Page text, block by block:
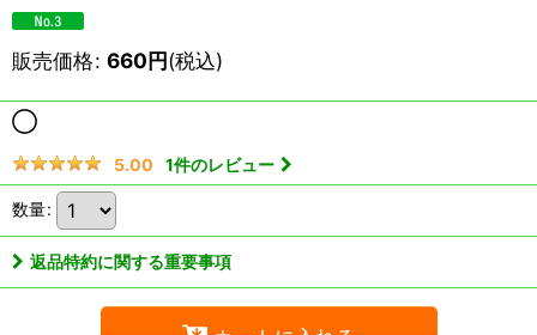
販売価格: 660円(税込)
◯
5.00 1件のレビュー
数量:
返品特約に関する重要事項